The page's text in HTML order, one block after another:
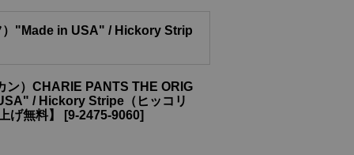
）"Made in USA" / Hickory Strip
ン）CHARIE PANTS THE ORIG
/ Hickory Stripe（ヒッコリ
げ無料】
[9-2475-9060]